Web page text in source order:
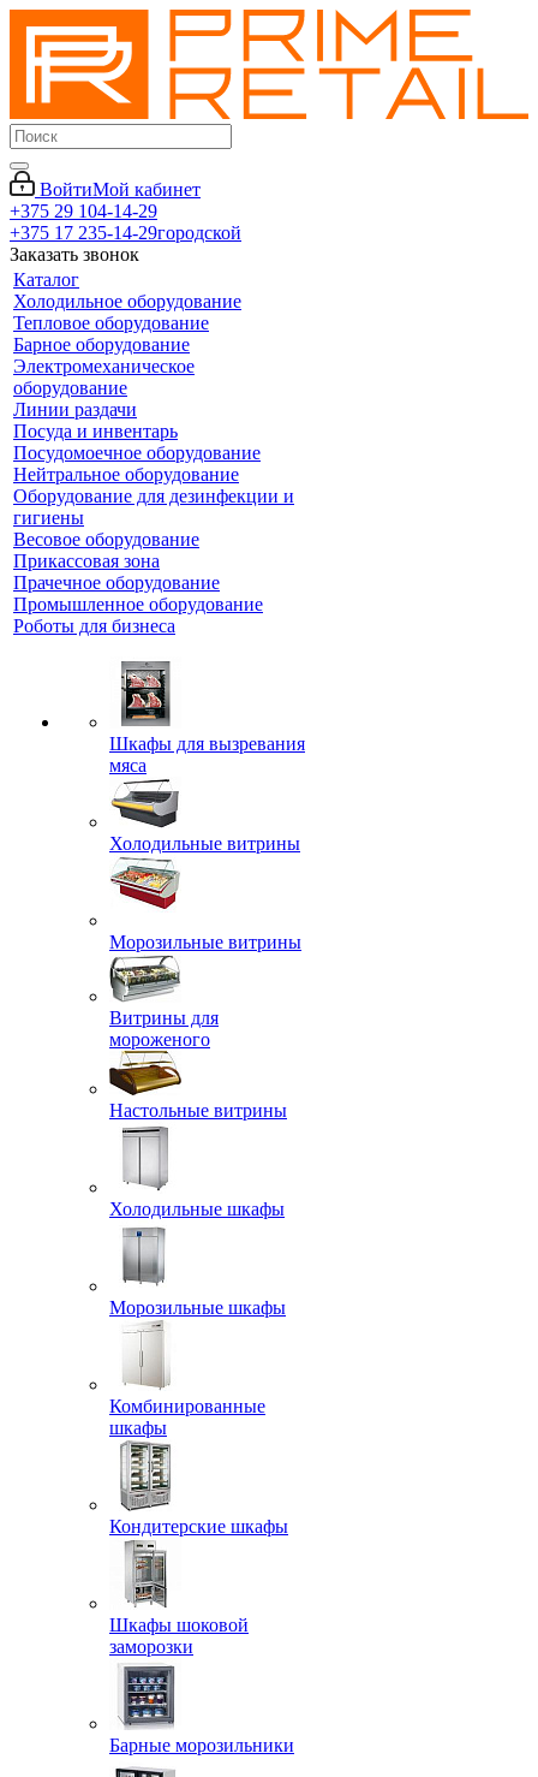
ВойтиМой кабинет
+375 29 104-14-29
+375 17 235-14-29городской
Заказать звонок
Каталог
Холодильное оборудование
Тепловое оборудование
Барное оборудование
Электромеханическое
оборудование
Линии раздачи
Посуда и инвентарь
Посудомоечное оборудование
Нейтральное оборудование
Оборудование для дезинфекции и
гигиены
Весовое оборудование
Прикассовая зона
Прачечное оборудование
Промышленное оборудование
Роботы для бизнеса
Шкафы для вызревания
мяса
Холодильные витрины
Морозильные витрины
Витрины для
мороженого
Настольные витрины
Холодильные шкафы
Морозильные шкафы
Комбинированные
шкафы
Кондитерские шкафы
Шкафы шоковой
заморозки
Барные морозильники